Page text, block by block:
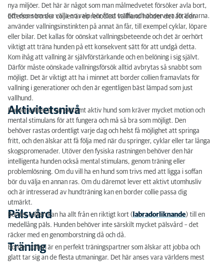
nya miljöer. Det här är något som man målmedvetet försöker avla bort,
och den som ska välja en valp bör först träffa och observera föräldrarna.
Eftersom border collien är en renodlad vallhund händer det att den
använder vallningsinstinkten på annat än får, till exempel cyklar, löpare
eller bilar. Det kallas för oönskat vallningsbeteende och det är oerhört
viktigt att träna hunden på ett konsekvent sätt för att undgå detta.
Kom ihåg att vallning är självförstärkande och en belöning i sig självt.
Därför måste oönskade vallningsförsök alltid avbrytas så snabbt som
möjligt. Det är viktigt att ha i minnet att border collien framavlats för
vallning i generationer och den är egentligen bäst lämpad som just
vallhund.
Aktivitetsnivå
Border collien är en extremt aktiv hund som kräver mycket motion och
mental stimulans för att fungera och må så bra som möjligt. Den
behöver rastas ordentligt varje dag och helst få möjlighet att springa
fritt, och den älskar att få följa med när du springer, cyklar eller tar långa
skogspromenader. Utöver den fysiska rastningen behöver den här
intelligenta hunden också mental stimulans, genom träning eller
problemlösning. Om du vill ha en hund som trivs med att ligga i soffan
bör du välja en annan ras. Om du däremot lever ett aktivt utomhusliv
och är intresserad av hundträning kan en border collie passa dig
utmärkt.
Pälsvård
Border collien kan ha allt från en riktigt kort ( labradorliknande) till en
medellång päls. Hunden behöver inte särskilt mycket pälsvård – det
räcker med en genomborstning då och då.
Träning
Border collien är en perfekt träningspartner som älskar att jobba och
glatt tar sig an de flesta utmaningar. Det här anses vara världens mest